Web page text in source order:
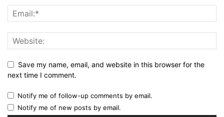
Save my name, email, and website in this browser for the
next time I comment.
Notify me of follow-up comments by email.
Notify me of new posts by email.